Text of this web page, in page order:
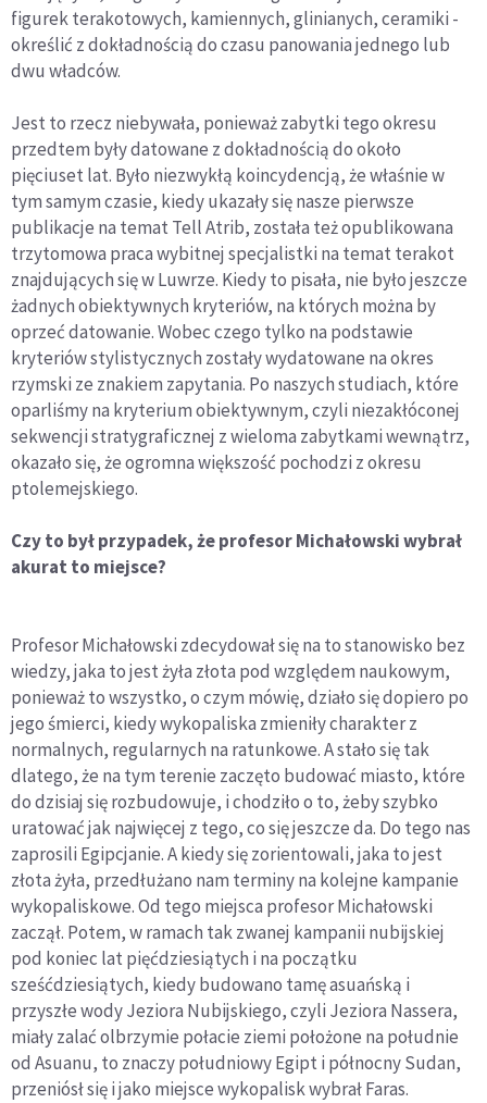
figurek terakotowych, kamiennych, glinianych, ceramiki -
określić z dokładnością do czasu panowania jednego lub
dwu władców.
Jest to rzecz niebywała, ponieważ zabytki tego okresu
przedtem były datowane z dokładnością do około
pięciuset lat. Było niezwykłą koincydencją, że właśnie w
tym samym czasie, kiedy ukazały się nasze pierwsze
publikacje na temat Tell Atrib, została też opublikowana
trzytomowa praca wybitnej specjalistki na temat terakot
znajdujących się w Luwrze. Kiedy to pisała, nie było jeszcze
żadnych obiektywnych kryteriów, na których można by
oprzeć datowanie. Wobec czego tylko na podstawie
kryteriów stylistycznych zostały wydatowane na okres
rzymski ze znakiem zapytania. Po naszych studiach, które
oparliśmy na kryterium obiektywnym, czyli niezakłóconej
sekwencji stratygraficznej z wieloma zabytkami wewnątrz,
okazało się, że ogromna większość pochodzi z okresu
ptolemejskiego.
Czy to był przypadek, że profesor Michałowski wybrał
akurat to miejsce?
Profesor Michałowski zdecydował się na to stanowisko bez
wiedzy, jaka to jest żyła złota pod względem naukowym,
ponieważ to wszystko, o czym mówię, działo się dopiero po
jego śmierci, kiedy wykopaliska zmieniły charakter z
normalnych, regularnych na ratunkowe. A stało się tak
dlatego, że na tym terenie zaczęto budować miasto, które
do dzisiaj się rozbudowuje, i chodziło o to, żeby szybko
uratować jak najwięcej z tego, co się jeszcze da. Do tego nas
zaprosili Egipcjanie. A kiedy się zorientowali, jaka to jest
złota żyła, przedłużano nam terminy na kolejne kampanie
wykopaliskowe. Od tego miejsca profesor Michałowski
zaczął. Potem, w ramach tak zwanej kampanii nubijskiej
pod koniec lat pięćdziesiątych i na początku
sześćdziesiątych, kiedy budowano tamę asuańską i
przyszłe wody Jeziora Nubijskiego, czyli Jeziora Nassera,
miały zalać olbrzymie połacie ziemi położone na południe
od Asuanu, to znaczy południowy Egipt i północny Sudan,
przeniósł się i jako miejsce wykopalisk wybrał Faras.